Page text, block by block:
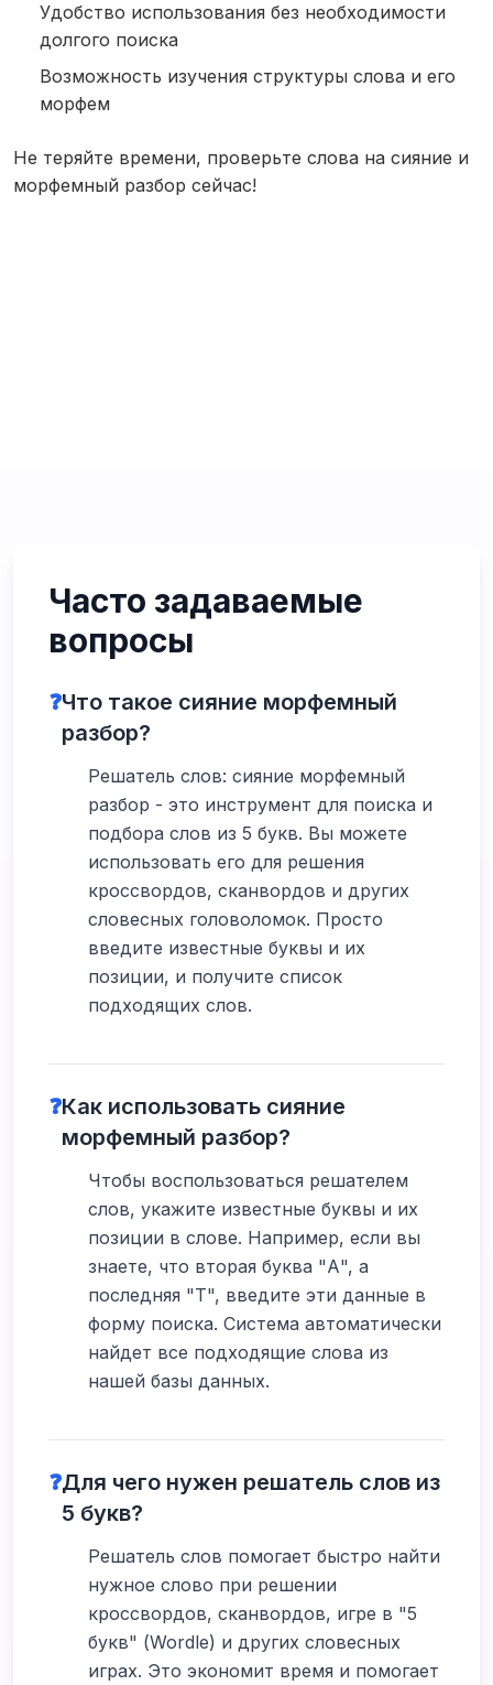
Удобство использования без необходимости
долгого поиска
Возможность изучения структуры слова и его
морфем
Не теряйте времени, проверьте слова на сияние и
морфемный разбор сейчас!
Часто задаваемые
вопросы
❓Что такое сияние морфемный
разбор?
Решатель слов: сияние морфемный
разбор - это инструмент для поиска и
подбора слов из 5 букв. Вы можете
использовать его для решения
кроссвордов, сканвордов и других
словесных головоломок. Просто
введите известные буквы и их
позиции, и получите список
подходящих слов.
❓Как использовать сияние
морфемный разбор?
Чтобы воспользоваться решателем
слов, укажите известные буквы и их
позиции в слове. Например, если вы
знаете, что вторая буква "А", а
последняя "Т", введите эти данные в
форму поиска. Система автоматически
найдет все подходящие слова из
нашей базы данных.
❓Для чего нужен решатель слов из
5 букв?
Решатель слов помогает быстро найти
нужное слово при решении
кроссвордов, сканвордов, игре в "5
букв" (Wordle) и других словесных
играх. Это экономит время и помогает